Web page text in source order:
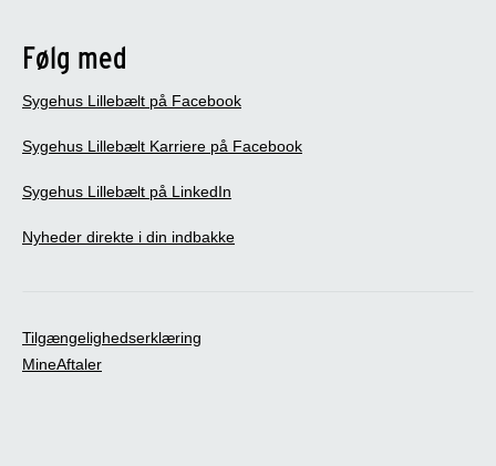
Følg med
Sygehus Lillebælt på Facebook
Sygehus Lillebælt Karriere på Facebook
Sygehus Lillebælt på LinkedIn
Nyheder direkte i din indbakke
Tilgængelighedserklæring
MineAftaler